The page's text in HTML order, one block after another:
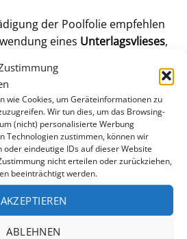
wie Cookies, um Geräteinformationen zu
Wir tun dies, um das Browsing-
(nicht) personalisierte Werbung
Technologien zustimmen, können wir
eindeutige IDs auf dieser Website
nicht erteilen oder zurückziehen,
beeinträchtigt werden.
AKZEPTIEREN
ABLEHNEN
der Poolfolie empfehlen
eines Unterlagsvlieses,
Reaktionen zwischen Folie und
Anläßlich des Folientausches
verwitterten Handlaufim Zuge
der Wahl der Folienbefestigung
damit eine
gewährleistet ist.